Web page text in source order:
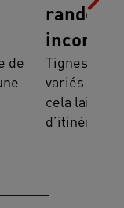
de
et Val
Tignes et
variés et
cela laisse